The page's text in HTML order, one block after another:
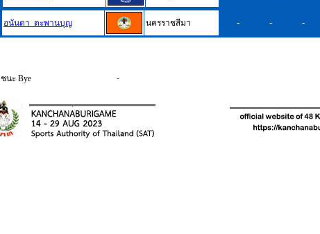
อนันดา ตะพานบุญ นครราชสีมา - - -
ชนะ Bye -